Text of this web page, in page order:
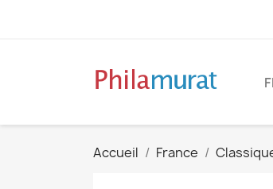
Accueil France